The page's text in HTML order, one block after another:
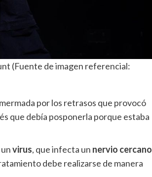
(Fuente de imagen referencial:
por los retrasos que provocó
que debía posponerla porque estaba
virus, que infecta un nervio cercano
debe realizarse de manera